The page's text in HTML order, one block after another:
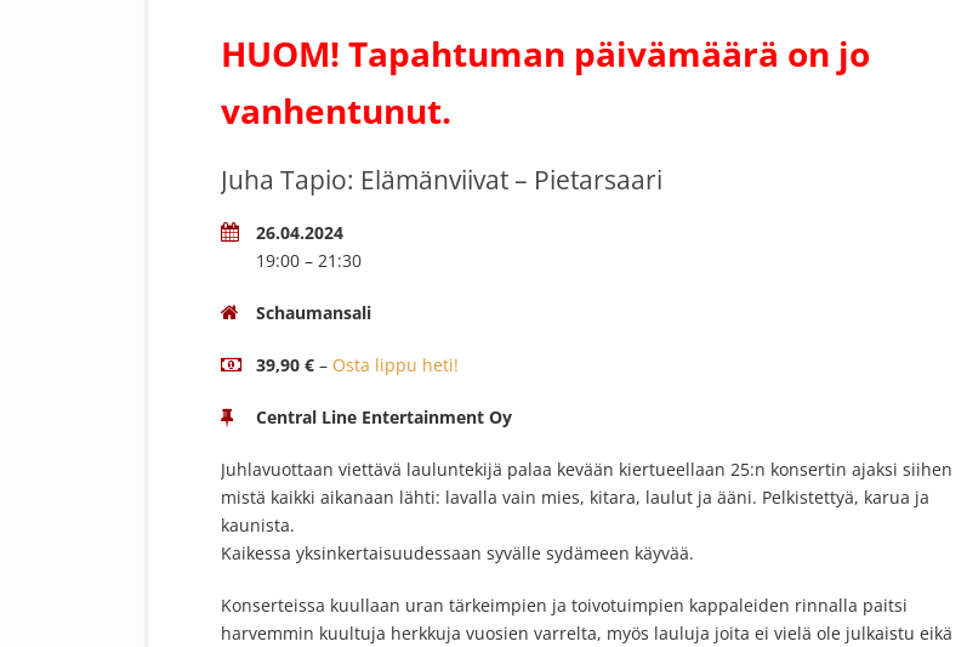
HUOM! Tapahtuman päivämäärä on jo
vanhentunut.
Juha Tapio: Elämänviivat – Pietarsaari
26.04.2024
19:00 – 21:30
Schaumansali
39,90 € – Osta lippu heti!
Central Line Entertainment Oy
Juhlavuottaan viettävä lauluntekijä palaa kevään kiertueellaan 25:n konsertin ajaksi siihen
mistä kaikki aikanaan lähti: lavalla vain mies, kitara, laulut ja ääni. Pelkistettyä, karua ja
kaunista.
Kaikessa yksinkertaisuudessaan syvälle sydämeen käyvää.
Konserteissa kuullaan uran tärkeimpien ja toivotuimpien kappaleiden rinnalla paitsi
harvemmin kuultuja herkkuja vuosien varrelta, myös lauluja joita ei vielä ole julkaistu eikä